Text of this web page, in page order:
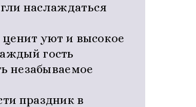
наслаждаться
уют и высокое
гость
незабываемое
праздник в